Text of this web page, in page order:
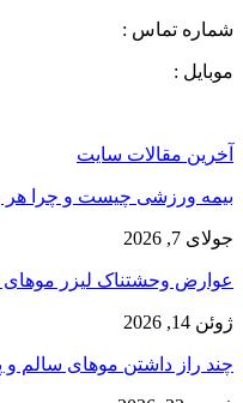
شماره تماس :
موبایل :
آخرین مقالات سایت
بیمه ورزشی چیست و چرا هر
جولای 7, 2026
عوارض وحشتناک لیزر موهای
ژوئن 14, 2026
چند راز داشتن موهای سالم